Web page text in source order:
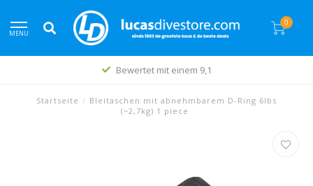
MENU
0
Bewertet mit einem 9,1
Startseite / Bleitaschen mit abnehmbarem D-Ring 6lbs
(~2,7kg) 1 piece